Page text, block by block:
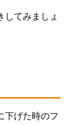
してみましょ
下げた時のフ